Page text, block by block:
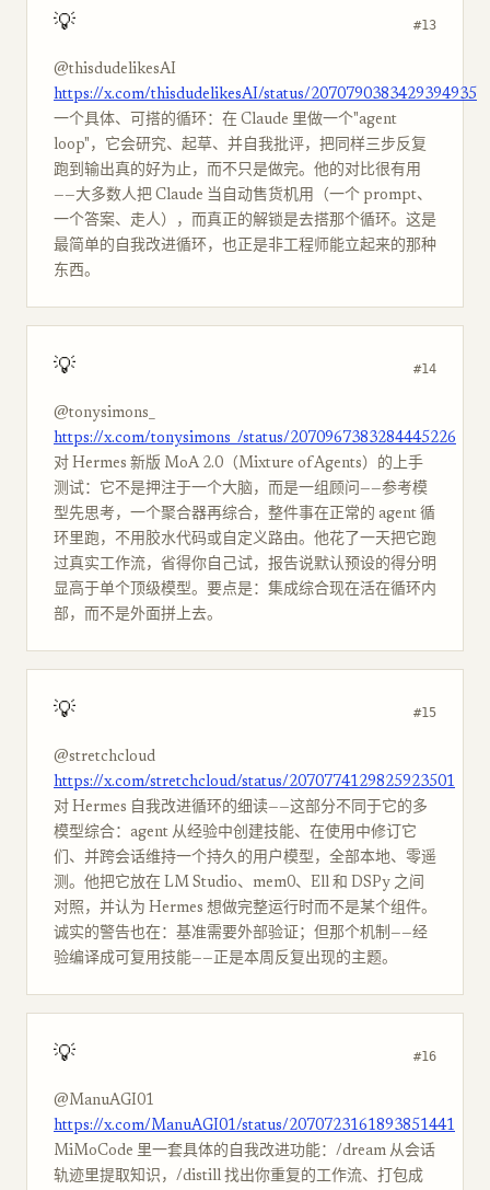
💡 #13
@thisdudelikesAI
https://x.com/thisdudelikesAI/status/2070790383429394935
一个具体、可搭的循环：在 Claude 里做一个"agent
loop"，它会研究、起草、并自我批评，把同样三步反复
跑到输出真的好为止，而不只是做完。他的对比很有用
——大多数人把 Claude 当自动售货机用（一个 prompt、
一个答案、走人），而真正的解锁是去搭那个循环。这是
最简单的自我改进循环，也正是非工程师能立起来的那种
东西。
💡 #14
@tonysimons_
https://x.com/tonysimons_/status/2070967383284445226
对 Hermes 新版 MoA 2.0（Mixture of Agents）的上手
测试：它不是押注于一个大脑，而是一组顾问——参考模
型先思考，一个聚合器再综合，整件事在正常的 agent 循
环里跑，不用胶水代码或自定义路由。他花了一天把它跑
过真实工作流，省得你自己试，报告说默认预设的得分明
显高于单个顶级模型。要点是：集成综合现在活在循环内
部，而不是外面拼上去。
💡 #15
@stretchcloud
https://x.com/stretchcloud/status/2070774129825923501
对 Hermes 自我改进循环的细读——这部分不同于它的多
模型综合：agent 从经验中创建技能、在使用中修订它
们、并跨会话维持一个持久的用户模型，全部本地、零遥
测。他把它放在 LM Studio、mem0、Ell 和 DSPy 之间
对照，并认为 Hermes 想做完整运行时而不是某个组件。
诚实的警告也在：基准需要外部验证；但那个机制——经
验编译成可复用技能——正是本周反复出现的主题。
💡 #16
@ManuAGI01
https://x.com/ManuAGI01/status/2070723161893851441
MiMoCode 里一套具体的自我改进功能：/dream 从会话
轨迹里提取知识，/distill 找出你重复的工作流、打包成